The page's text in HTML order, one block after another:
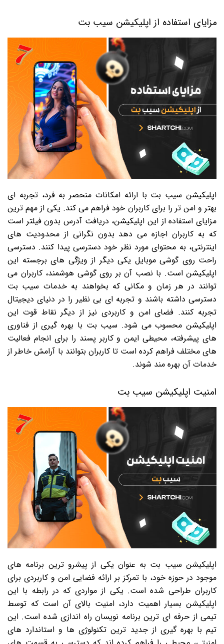
مزایای استفاده از اپلیکیشن سیب بت
اپلیکیشن سیب بت با ارائه امکانات منحصر به فرد، تجربه ای
بهتر و امن تر را برای کاربران خود فراهم می کند. یکی از مهم ترین
مزایای استفاده از این اپلیکیشن، دریافت آدرس بدون فیلتر است
که به کاربران اجازه می دهد بدون نگرانی از محدودیت های
اینترنتی، به محتوای مورد نظر خود دسترسی پیدا کنند. دسترسی
راحت روی گوشی موبایل یکی دیگر از ویژگی های برجسته این
اپلیکیشن است. با نصب آن بر روی گوشی هوشمند، کاربران می
توانند در هر زمان و مکانی که بخواهند به خدمات سیب بت
دسترسی داشته باشند و تجربه ای بی نظیر را در دنیای دیجیتال
تجربه کنند. فضای امن و کاربردی نیز از دیگر نقاط قوت این
اپلیکیشن محسوب می شود. سیب بت با بهره گیری از فناوری
های پیشرفته، محیطی ایمن و کاربر پسند را برای انجام فعالیت
های مختلف فراهم کرده است تا کاربران بتوانند با آرامش خاطر از
خدمات آن بهره مند شوند.
امنیت اپلیکیشن سیب بت
اپلیکیشن سیب بت به عنوان یکی از پیشرو ترین برنامه های
موجود در حوزه خود، با تمرکز بر ارائه فضایی امن و کاربردی برای
کاربران طراحی شده است. یکی از مواردی که در رابطه با این
اپلیکیشن بسیار اهمیت دارد، امنیت بالای آن است که توسط
تیمی از حرفه ای ترین برنامه نویسان راه اندازی شده است. این
تیم با بهره گیری از جدید ترین تکنولوژی ها و استاندارد های